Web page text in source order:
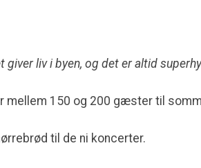
giver liv i byen, og det er altid
mellem 150 og 200 gæster til
til de ni koncerter.